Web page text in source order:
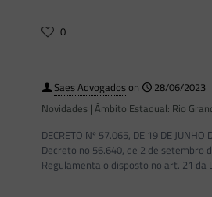
0
Saes Advogadoson
28/06/2023
Novidades | Âmbito Estadual: Rio
DECRETO Nº 57.065, DE 19 DE
Decreto no 56.640, de 2 de setembro
Regulamenta o disposto no art. 21 da